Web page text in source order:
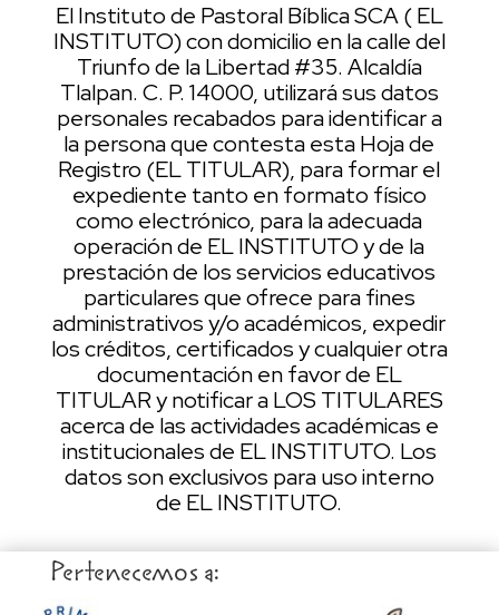
El Instituto de Pastoral Bíblica SCA ( EL
INSTITUTO) con domicilio en la calle del
Triunfo de la Libertad #35. Alcaldía
Tlalpan. C. P. 14000, utilizará sus datos
personales recabados para identificar a
la persona que contesta esta Hoja de
Registro (EL TITULAR), para formar el
expediente tanto en formato físico
como electrónico, para la adecuada
operación de EL INSTITUTO y de la
prestación de los servicios educativos
particulares que ofrece para fines
administrativos y/o académicos, expedir
los créditos, certificados y cualquier otra
documentación en favor de EL
TITULAR y notificar a LOS TITULARES
acerca de las actividades académicas e
institucionales de EL INSTITUTO. Los
datos son exclusivos para uso interno
de EL INSTITUTO.
Pertenecemos a: